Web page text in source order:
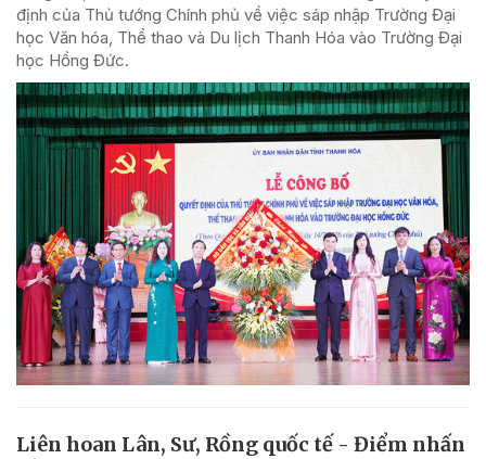
định của Thủ tướng Chính phủ về việc sáp nhập Trường Đại
học Văn hóa, Thể thao và Du lịch Thanh Hóa vào Trường Đại
học Hồng Đức.
Liên hoan Lân, Sư, Rồng quốc tế - Điểm nhấn